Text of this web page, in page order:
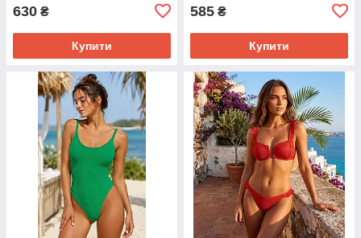
630 ₴
Купити
585 ₴
Купити